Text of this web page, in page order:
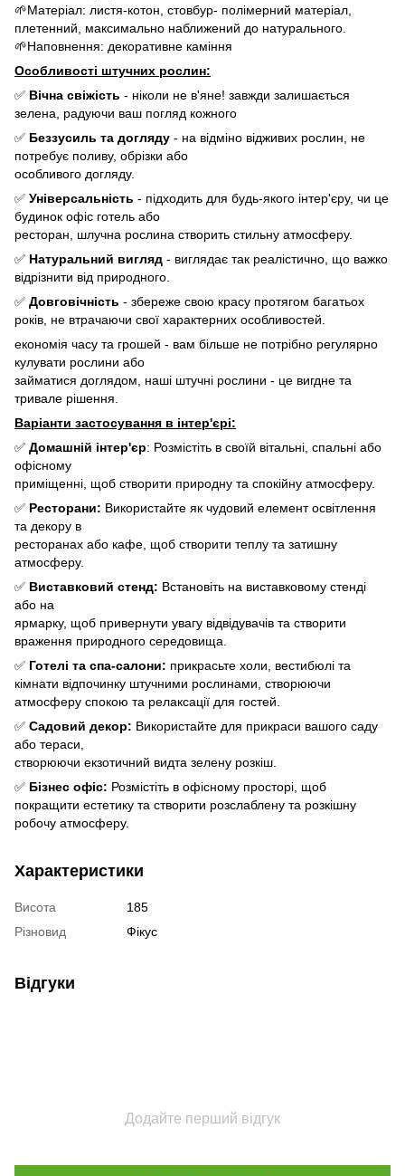
🌱Матеріал: листя-котон, стовбур- полімерний матеріал,
плетенний, максимально наближений до натурального.
🌱Наповнення: декоративне каміння
Особливості штучних рослин:
✅ Вічна свіжість - ніколи не в'яне! завжди залишається
зелена, радуючи ваш погляд кожного
✅ Беззусиль та догляду - на відміно відживих рослин, не
потребує поливу, обрізки або
особливого догляду.
✅ Універсальність - підходить для будь-якого інтер'єру, чи це
будинок офіс готель або
ресторан, шлучна рослина створить стильну атмосферу.
✅ Натуральний вигляд - виглядає так реалістично, що важко
відрізнити від природного.
✅ Довговічність - збереже свою красу протягом багатьох
років, не втрачаючи свої характерних особливостей.
економія часу та грошей - вам більше не потрібно регулярно
кулувати рослини або
займатися доглядом, наші штучні рослини - це вигдне та
тривале рішення.
Варіанти застосування в інтер'єрі:
✅ Домашній інтер'єр: Розмістіть в своїй вітальні, спальні або
офісному
приміщенні, щоб створити природну та спокійну атмосферу.
✅ Ресторани: Використайте як чудовий елемент освітлення
та декору в
ресторанах або кафе, щоб створити теплу та затишну
атмосферу.
✅ Виставковий стенд: Встановіть на виставковому стенді
або на
ярмарку, щоб привернути увагу відвідувачів та створити
враження природного середовища.
✅ Готелі та спа-салони: прикрасьте холи, вестибюлі та
кімнати відпочинку штучними рослинами, створюючи
атмосферу спокою та релаксації для гостей.
✅ Садовий декор: Використайте для прикраси вашого саду
або тераси,
створюючи екзотичний видта зелену розкіш.
✅ Бізнес офіс: Розмістіть в офісному просторі, щоб
покращити естетику та створити розслаблену та розкішну
робочу атмосферу.
Характеристики
Висота
185
Різновид
Фікус
Відгуки
Додайте перший відгук